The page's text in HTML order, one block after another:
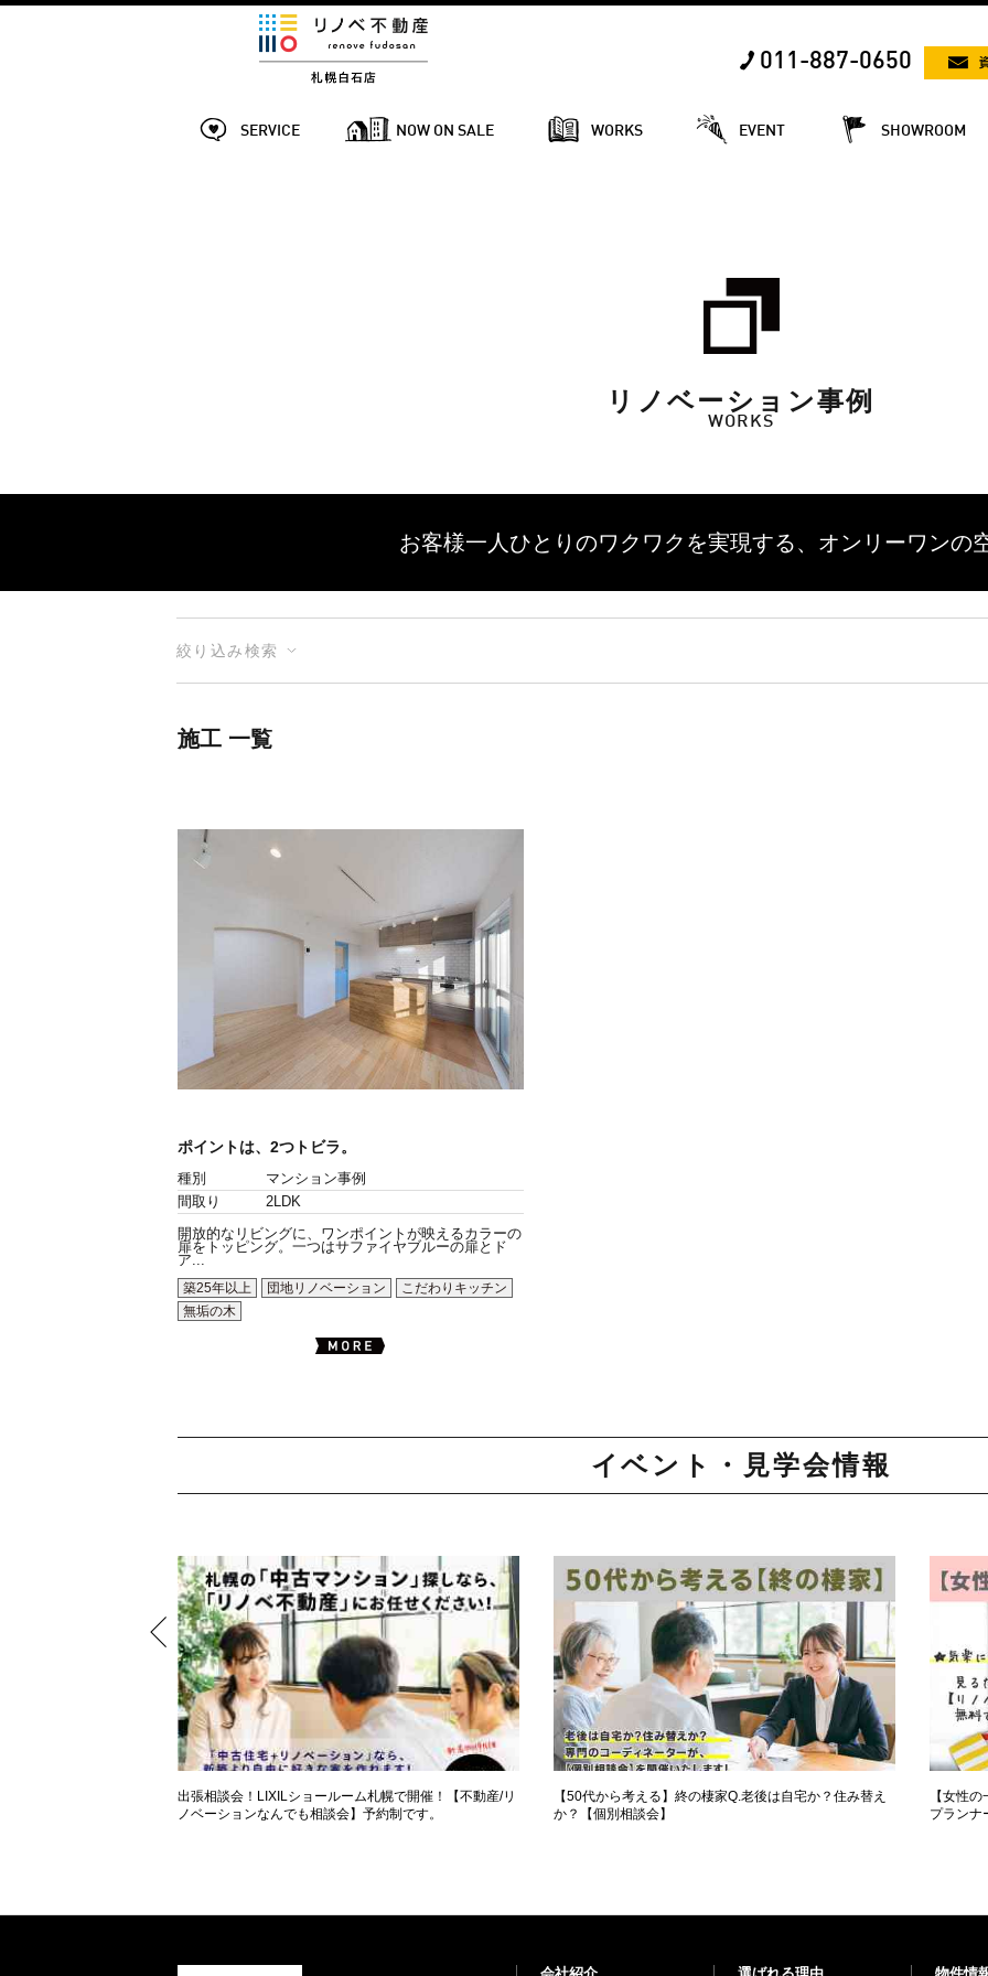
011-887-0650
SERVICE NOW ON SALE WORKS EVENT SHOWROOM
リノベーション事例
WORKS
お客様一人ひとりのワクワクを実現する、 オンリーワンの
絞り込み検索
施工 一覧
ポイントは、2つトビラ。
種別
マンション事例
間取り
2LDK
開放的なリビングに、ワンポイントが映えるカラーの
扉をトッピング。一つはサファイヤブルーの扉とド
ア...
築25年以上
団地リノベーション
こだわりキッチン
無垢の木
イベント・見学会情報
出張相談会！LIXILショールーム札幌で開催！【不動産/リ
ノベーションなんでも相談会】予約制です。
【50代から考える】終の棲家Q.老後は自宅か？住み替え
か？【個別相談会】
【女性
プランナ